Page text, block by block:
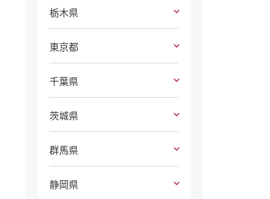
栃木県
東京都
千葉県
茨城県
群馬県
静岡県